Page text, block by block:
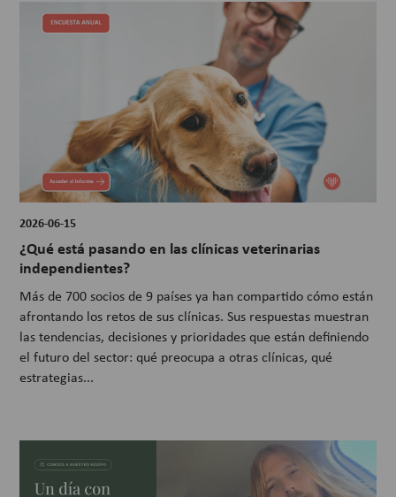
2026-06-15
¿Qué está pasando en las clínicas veterinarias
independientes?
Más de 700 socios de 9 países ya han compartido cómo están
afrontando los retos de sus clínicas. Sus respuestas muestran
las tendencias, decisiones y prioridades que están definiendo
el futuro del sector: qué preocupa a otras clínicas, qué
estrategias...